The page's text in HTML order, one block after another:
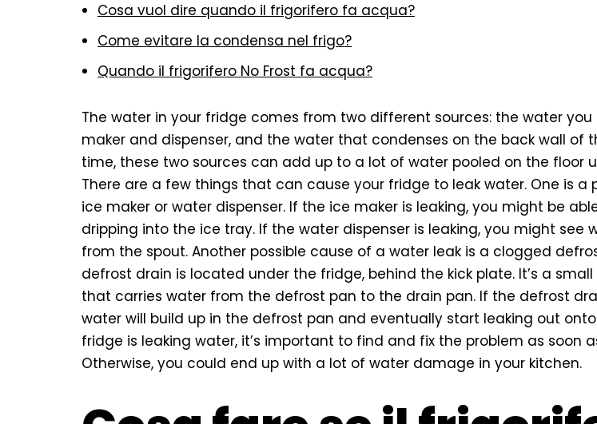
Cosa vuol dire quando il frigorifero fa acqua?
Come evitare la condensa nel frigo?
Quando il frigorifero No Frost fa acqua?
The water in your fridge comes from two different sources: the water
maker and dispenser, and the water that condenses on the back wall of
time, these two sources can add up to a lot of water pooled on the floor
There are a few things that can cause your fridge to leak water. One is a
ice maker or water dispenser. If the ice maker is leaking, you might be
dripping into the ice tray. If the water dispenser is leaking, you might see
from the spout. Another possible cause of a water leak is a clogged
defrost drain is located under the fridge, behind the kick plate. It’s a
that carries water from the defrost pan to the drain pan. If the defrost
water will build up in the defrost pan and eventually start leaking out
fridge is leaking water, it’s important to find and fix the problem as soon
Otherwise, you could end up with a lot of water damage in your kitchen.